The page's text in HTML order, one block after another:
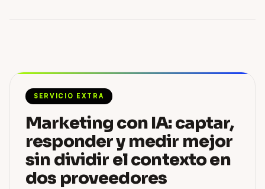
SERVICIO EXTRA
Marketing con IA:captar,
responder y medir mejor
sin dividir el contexto en
dos proveedores